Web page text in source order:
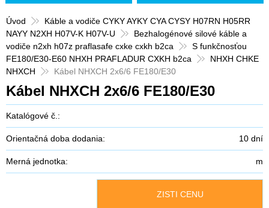
Úvod
Káble a vodiče CYKY AYKY CYA CYSY H07RN H05RR
NAYY N2XH H07V-K H07V-U
Bezhalogénové silové káble a
vodiče n2xh h07z praflasafe cxke cxkh b2ca
S funkčnosťou
FE180/E30-E60 NHXH PRAFLADUR CXKH b2ca
NHXH CHKE
NHXCH
Kábel NHXCH 2x6/6 FE180/E30
Kábel NHXCH 2x6/6 FE180/E30
Katalógové č.:
Orientačná doba dodania: 10 dní
Merná jednotka: m
ZISTI CENU